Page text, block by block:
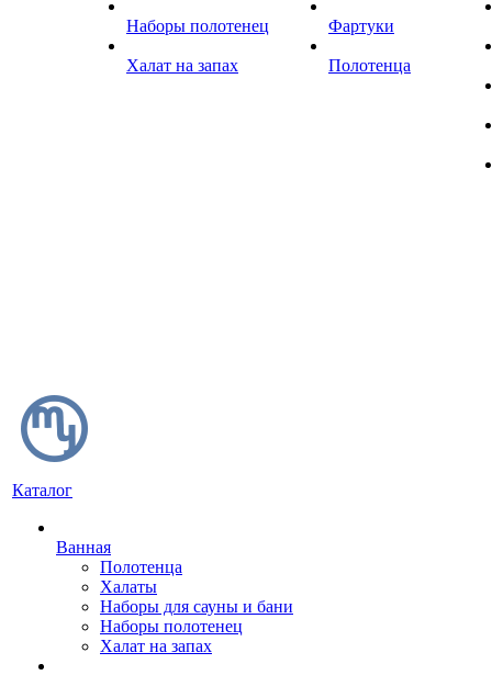
Наборы полотенец
Халат на запах
Фартуки
Полотенца
Каталог
Ванная
Полотенца
Халаты
Наборы для сауны и бани
Наборы полотенец
Халат на запах